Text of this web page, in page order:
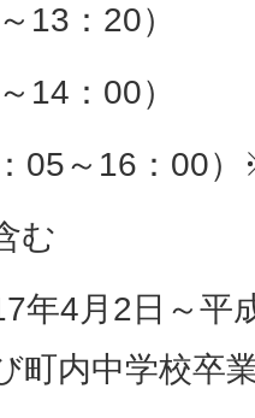
13：20）
14：00）
05～16：00
む
年4月2日～
町内中学校卒